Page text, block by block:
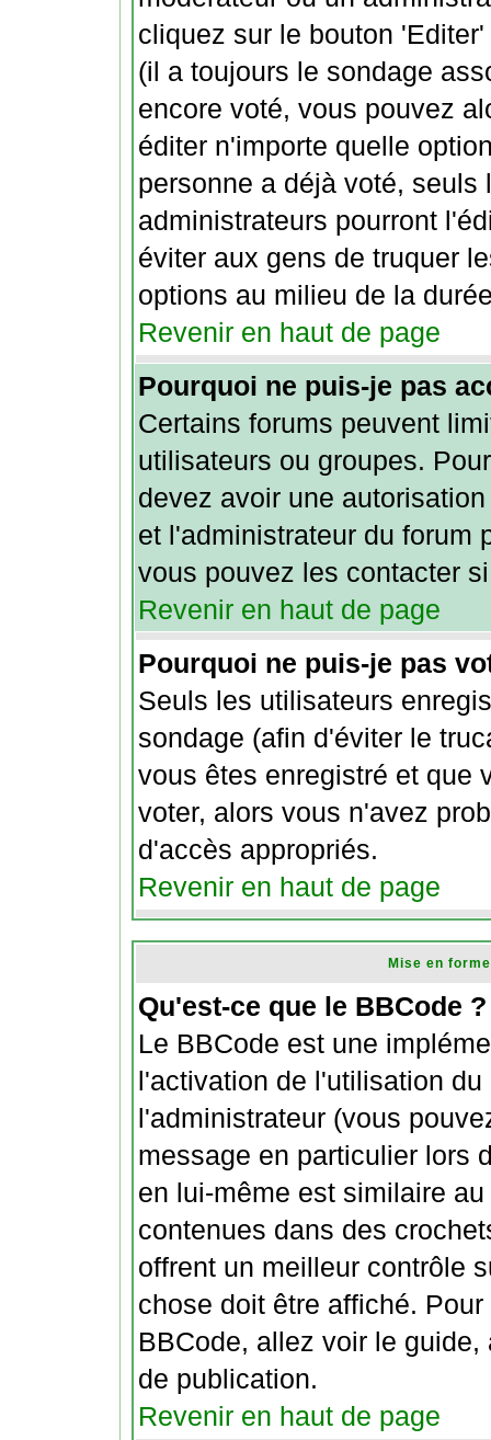
cliquez sur le bouton
(il a toujours le sondage
encore voté, vous pouvez
éditer n'importe quelle
personne a déjà voté, seuls
administrateurs pourront
éviter aux gens de truquer
options au milieu de la
Revenir en haut de page
Pourquoi ne puis-je pas
Certains forums peuvent
utilisateurs ou groupes.
devez avoir une
et l'administrateur du forum
vous pouvez les contacter
Revenir en haut de page
Pourquoi ne puis-je pas
Seuls les utilisateurs
sondage (afin d'éviter le
vous êtes enregistré et que
voter, alors vous n'avez
d'accès appropriés.
Revenir en haut de page
Mise en
Qu'est-ce que le BBCode ?
Le BBCode est une
l'activation de l'utilisation
l'administrateur (vous
message en particulier lors
en lui-même est similaire
contenues dans des
offrent un meilleur contrôle
chose doit être affiché.
BBCode, allez voir le
de publication.
Revenir en haut de page